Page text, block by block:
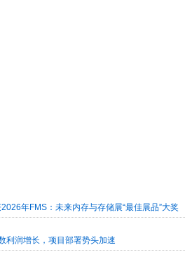
年FMS：未来内存与存储展“最佳展品”大奖
利润增长，项目部署势头加速